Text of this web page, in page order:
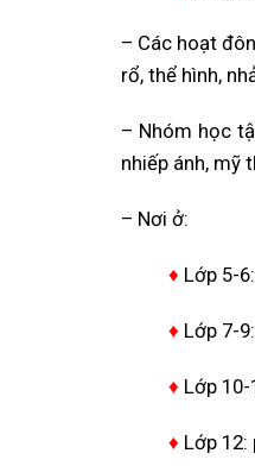
– Các hoạt
rổ, thể hình,
– Nhóm học
nhiếp ánh, mỹ
– Nơi ở:
♦ Lớp 5-
♦ Lớp 7-
♦ Lớp
♦ Lớp 12: